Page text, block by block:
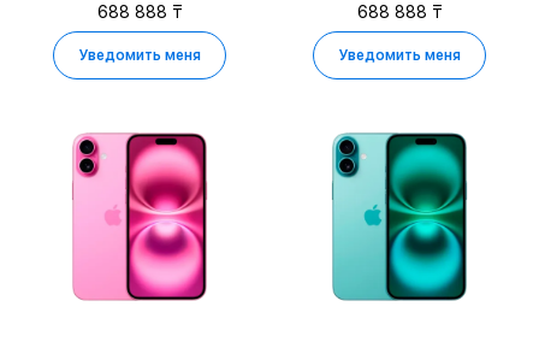
688 888 ₸
Уведомить меня
688 888 ₸
Уведомить меня